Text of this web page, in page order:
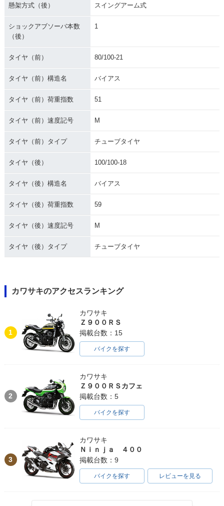
懸架方式（後） スイングアーム式
ショックアブソーバ本数
（後）
1
タイヤ（前） 80/100-21
タイヤ（前）構造名 バイアス
タイヤ（前）荷重指数 51
タイヤ（前）速度記号 M
タイヤ（前）タイプ チューブタイヤ
タイヤ（後） 100/100-18
タイヤ（後）構造名 バイアス
タイヤ（後）荷重指数 59
タイヤ（後）速度記号 M
タイヤ（後）タイプ チューブタイヤ
カワサキのアクセスランキング
1
カワサキ
Ｚ９００ＲＳ
掲載台数：15
バイクを探す
2
カワサキ
Ｚ９００ＲＳカフェ
掲載台数：5
バイクを探す
3
カワサキ
Ｎｉｎｊａ ４００
掲載台数：9
バイクを探す レビューを見る